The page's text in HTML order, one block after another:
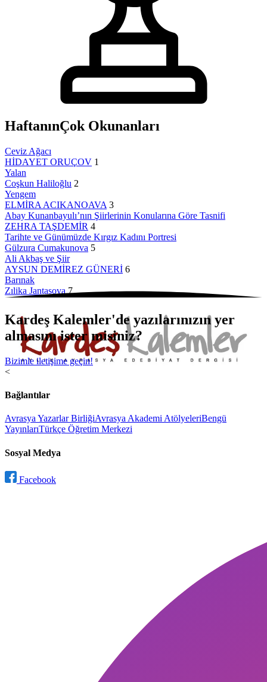
HaftanınÇok Okunanları
Ceviz Ağacı
HİDAYET ORUÇOV 1
Yalan
Coşkun Haliloğlu 2
Yengem
ELMİRA ACIKANOAVA 3
Abay Kunanbayulı’nın Şiirlerinin Konularına Göre Tasnifi
ZEHRA TAŞDEMİR 4
Tarihte ve Günümüzde Kırgız Kadını Portresi
Gülzura Cumakunova 5
Ali Akbaş ve Şiir
AYSUN DEMİREZ GÜNERİ 6
Barınak
Zılika Jantasova 7
Kardeş Kalemler'de yazılarınızın yer
almasını ister misiniz?
Bizimle iletişime geçin!
<
Bağlantılar
Avrasya Yazarlar BirliğiAvrasya Akademi AtölyeleriBengü
YayınlarıTürkçe Öğretim Merkezi
Sosyal Medya
Facebook